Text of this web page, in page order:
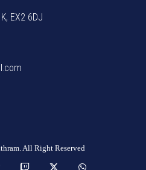
EX2 6DJ
All Right Reserved